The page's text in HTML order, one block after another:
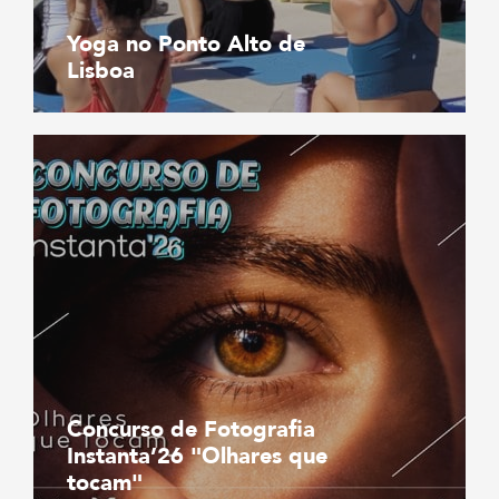
Yoga no Ponto Alto de
Lisboa
Concurso de Fotografia
Instanta’26 "Olhares que
tocam"